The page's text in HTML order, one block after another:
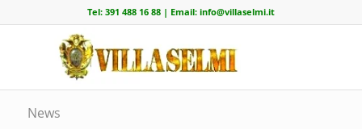
Tel: 391 488 16 88| Email: info@villaselmi.it
News